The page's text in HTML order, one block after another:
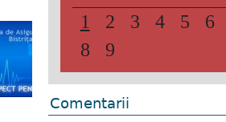
1 2 3 4 5 6
8
9
Comentarii